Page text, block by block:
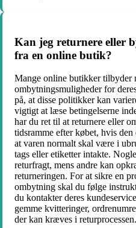
Kan jeg returnere eller
fra en online butik?
Mange online butikker tilbyder
ombytningsmuligheder for
på, at disse politikker kan
vigtigt at læse betingelserne
har du ret til at returnere eller
tidsramme efter købet, hvis
at varen normalt skal være i
tags eller etiketter intakte.
returfragt, mens andre kan
returneringen. For at sikre en
ombytning skal du følge
du kontakter deres
gemme kvitteringer,
der kan kræves i returprocessen.